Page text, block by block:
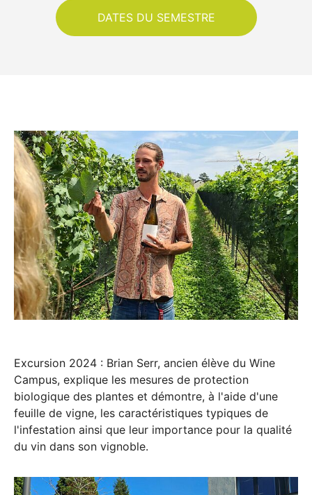
DATES DU SEMESTRE
Excursion 2024 : Brian Serr, ancien élève du Wine
Campus, explique les mesures de protection
biologique des plantes et démontre, à l'aide d'une
feuille de vigne, les caractéristiques typiques de
l'infestation ainsi que leur importance pour la qualité
du vin dans son vignoble.